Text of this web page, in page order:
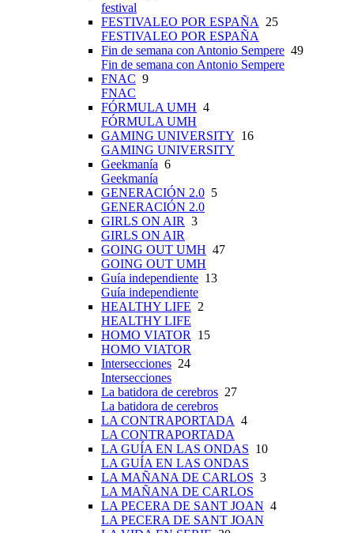
festival
FESTIVALEO POR ESPAÑA
25
FESTIVALEO POR ESPAÑA
Fin de semana con Antonio Sempere 49
Fin de semana con Antonio Sempere
FNAC 9
FNAC
FÓRMULA UMH 4
FÓRMULA UMH
GAMING UNIVERSITY 16
GAMING UNIVERSITY
Geekmanía 6
Geekmanía
GENERACIÓN 2.0 5
GENERACIÓN 2.0
GIRLS ON AIR 3
GIRLS ON AIR
GOING OUT UMH 47
GOING OUT UMH
Guía independiente 13
Guía independiente
HEALTHY LIFE 2
HEALTHY LIFE
HOMO VIATOR
15
HOMO VIATOR
Intersecciones 24
Intersecciones
La batidora de cerebros 27
La batidora de cerebros
LA CONTRAPORTADA 4
LA CONTRAPORTADA
LA GUÍA EN LAS ONDAS 10
LA GUÍA EN LAS ONDAS
LA MAÑANA DE CARLOS 3
LA MAÑANA DE CARLOS
LA PECERA DE SANT JOAN 4
LA PECERA DE SANT JOAN